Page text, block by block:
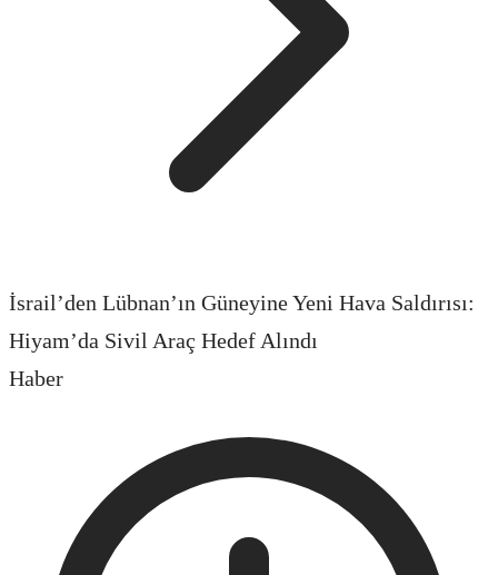
İsrail’den Lübnan’ın Güneyine Yeni Hava Saldırısı:
Hiyam’da Sivil Araç Hedef Alındı
Haber